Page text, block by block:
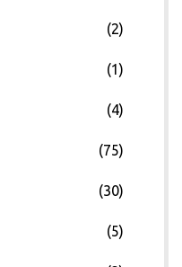
(2)
(1)
(4)
(75)
(30)
(5)